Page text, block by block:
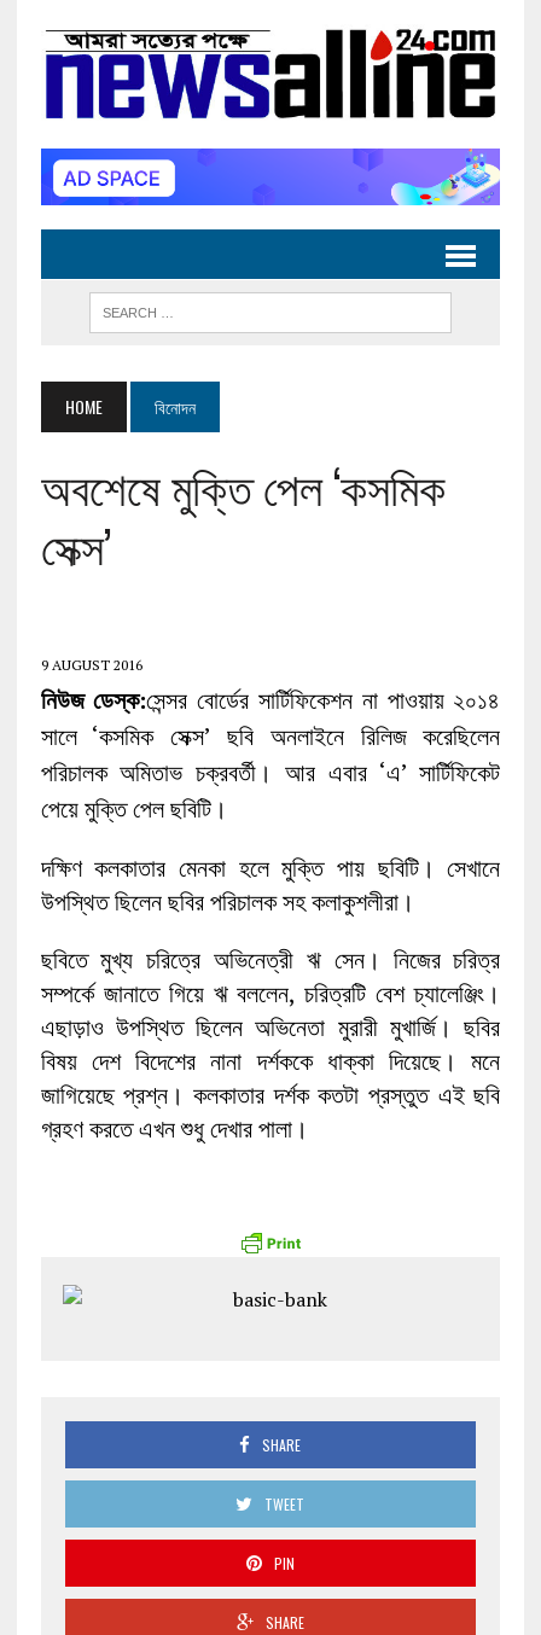
HOME বিনোদন
অবশেষে মুক্তি পেল ‘কসমিক
সেক্স’
9 AUGUST 2016
নিউজ ডেস্ক:সেন্সর বোর্ডের সার্টিফিকেশন না পাওয়ায় ২০১৪
সালে ‘কসমিক সেক্স’ ছবি অনলাইনে রিলিজ করেছিলেন
পরিচালক অমিতাভ চক্রবর্তী। আর এবার ‘এ’ সার্টিফিকেট
পেয়ে মুক্তি পেল ছবিটি।
দক্ষিণ কলকাতার মেনকা হলে মুক্তি পায় ছবিটি। সেখানে
উপস্থিত ছিলেন ছবির পরিচালক সহ কলাকুশলীরা।
ছবিতে মুখ্য চরিত্রে অভিনেত্রী ঋ সেন। নিজের চরিত্র
সম্পর্কে জানাতে গিয়ে ঋ বললেন, চরিত্রটি বেশ চ্যালেঞ্জিং।
এছাড়াও উপস্থিত ছিলেন অভিনেতা মুরারী মুখার্জি। ছবির
বিষয় দেশ বিদেশের নানা দর্শককে ধাক্কা দিয়েছে। মনে
জাগিয়েছে প্রশ্ন। কলকাতার দর্শক কতটা প্রস্তুত এই ছবি
গ্রহণ করতে এখন শুধু দেখার পালা।
SHARE
TWEET
PIN
SHARE